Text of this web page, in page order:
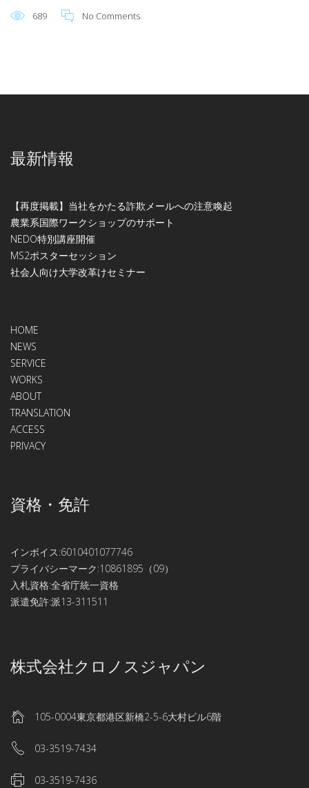
689 No Comments
最新情報
【再度掲載】当社をかたる詐欺メールへの注意喚起
農業系国際ワークショップのサポート
NEDO特別講座開催
МS2ポスターセッション
社会人向け大学改革けセミナー
HOME
NEWS
SERVICE
WORKS
ABOUT
TRANSLATION
ACCESS
PRIVACY
資格・免許
インボイス:6010401077746
プライバシーマーク:10861895（09）
入札資格:全省庁統一資格
派遣免許:派13-311511
株式会社クロノスジャパン
105-0004東京都港区新橋2-5-6大村ビル6階
03-3519-7434
03-3519-7436